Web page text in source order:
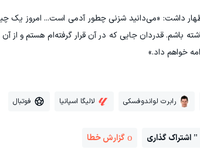
داشت: «می‌دانید شزنی چطور آدمی است... امروز یک
باشم. قدردان جایی که در آن قرار گرفته‌ام هستم و
خواهم داد.»
رابرت لواندوفسکی لالیگا اسپانیا فوتبال
اشتراک گذاری گزارش خطا